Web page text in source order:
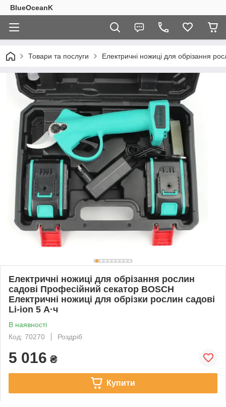
BlueOceanK
Товари та послуги Електричні ножиці для обрізання
Електричні ножиці для обрізання рослин
садові Професійний секатор BOSCH
Електричні ножиці для обрізки рослин садові
Li-ion 5 А·ч
В наявності
Код: 70270
Роздріб
5 016 ₴
Купити